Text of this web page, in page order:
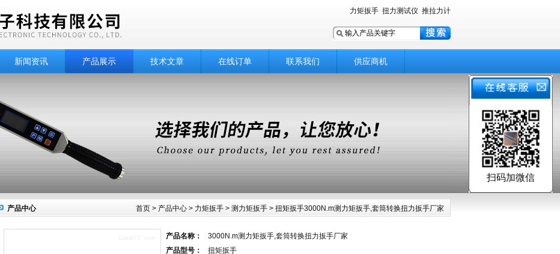
力矩扳手 扭力测试仪 推拉力计
新闻资讯 产品展示 技术文章 在线订单 联系我们 供应商机
首页 > 产品中心 > 力矩扳手 > 测力矩扳手 > 扭矩扳手3000N.m测力矩扳手,套筒转换扭力扳手厂家
产品中心
产品名称：
3000N.m测力矩扳手,套筒转换扭力扳手厂家
产品型号：
扭矩扳手
扫码加微信